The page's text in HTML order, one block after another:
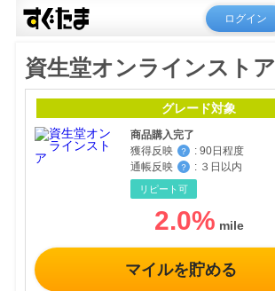
ログイン
資生堂オンラインストア
グレード対象
商品購入完了
獲得反映
？ : 90日程度
通帳反映
？ : ３日以内
リピート可
2.0%
マイルを貯める